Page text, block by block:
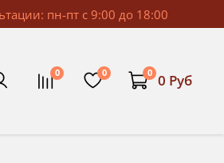
пн-пт с 9:00 до 18:00
0 0 0 0 Руб